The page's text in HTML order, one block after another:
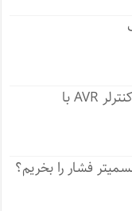
دانلود کتاب 11 پروژه میکروکنترلر AVR با
فشار را بخریم؟